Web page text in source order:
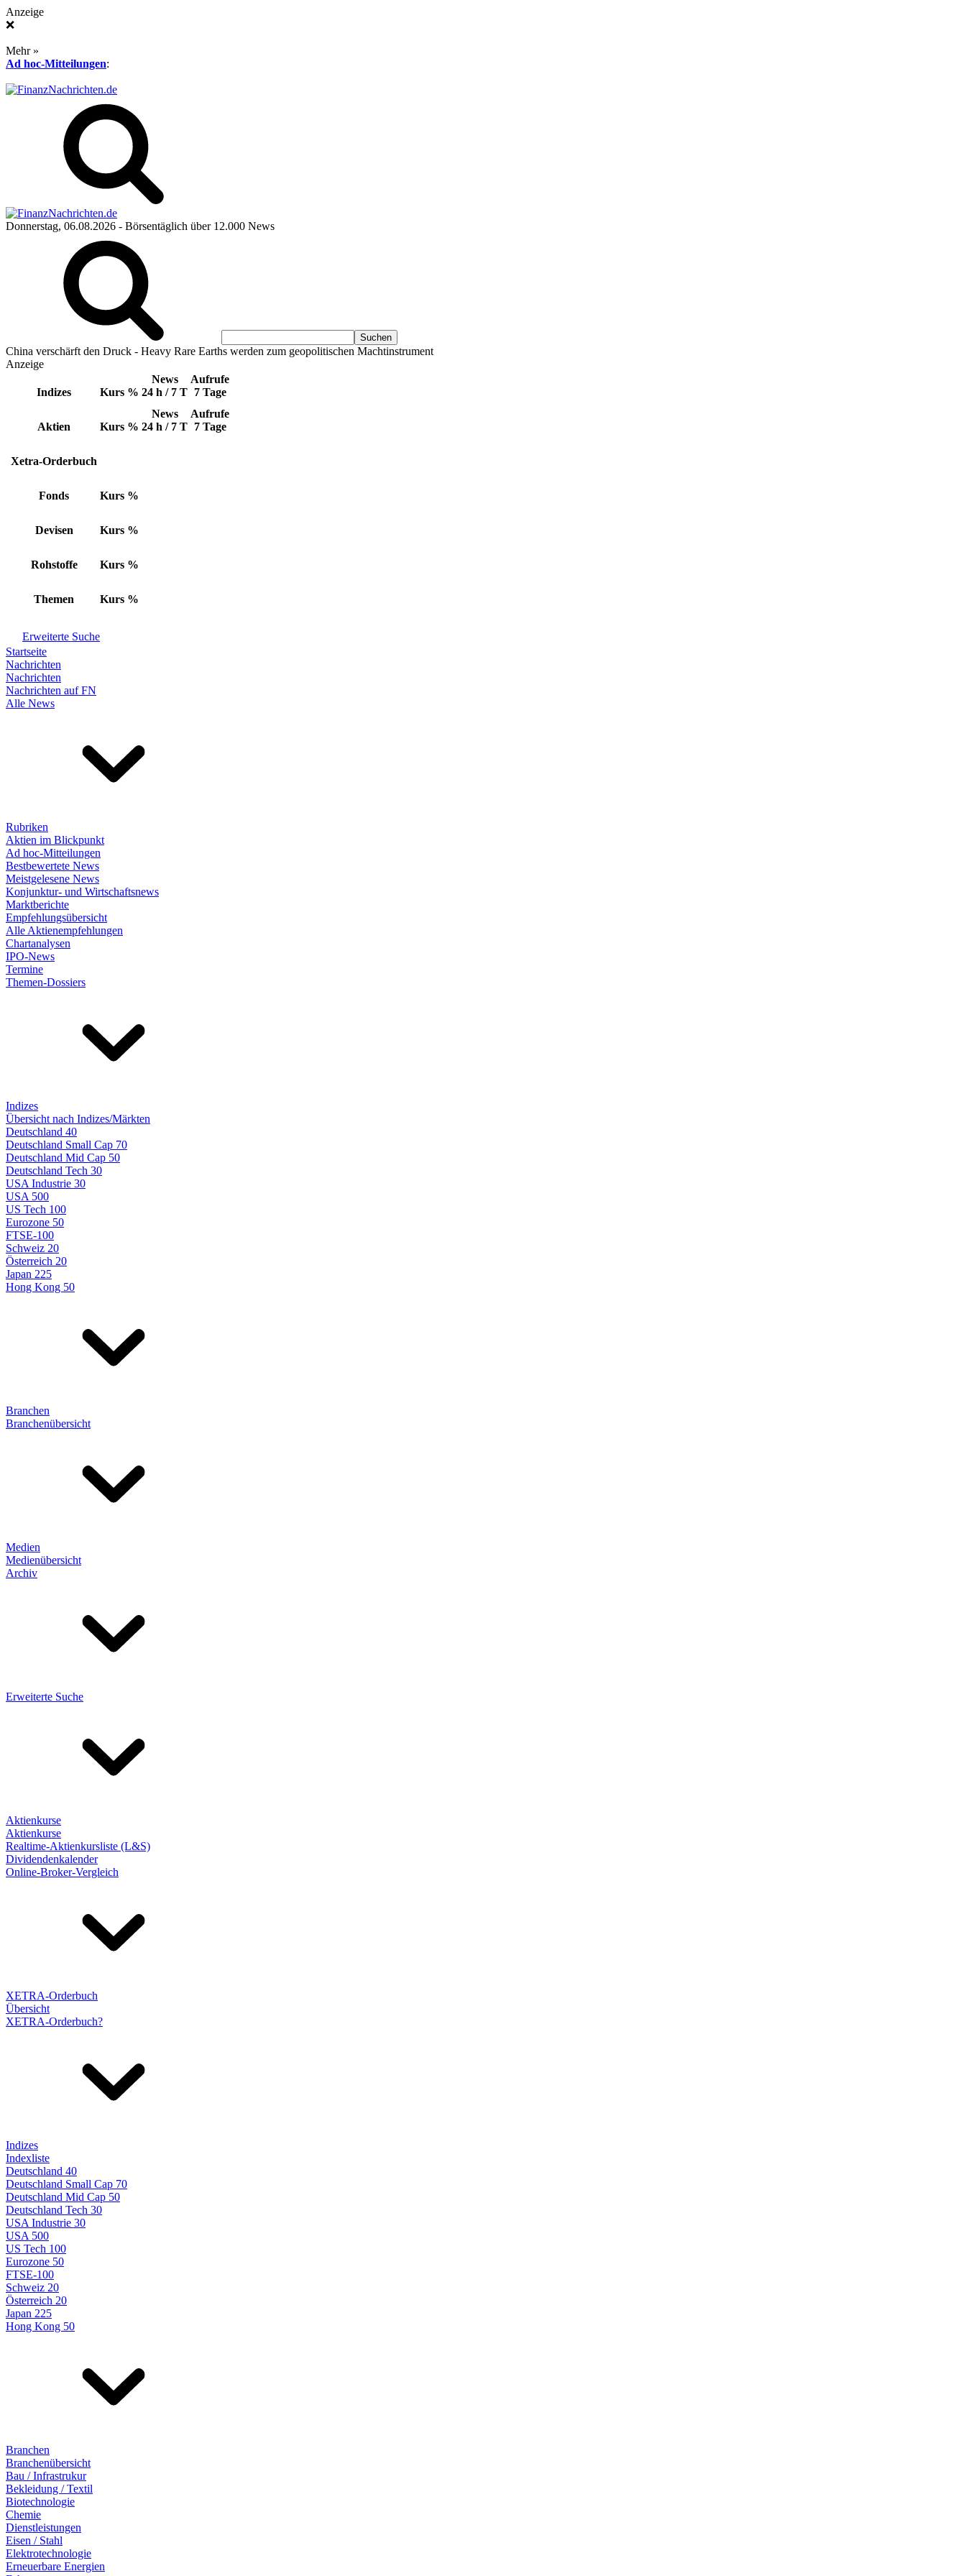
Anzeige
❌
Mehr »
Ad hoc-Mitteilungen:
Donnerstag, 06.08.2026 - Börsentäglich über 12.000 News
China verschärft den Druck - Heavy Rare Earths werden zum geopolitischen Machtinstrument
Anzeige
Indizes Kurs %
News
24 h / 7 T
Aufrufe
7 Tage
Aktien Kurs %
News
24 h / 7 T
Aufrufe
7 Tage
Xetra-Orderbuch
Fonds Kurs %
Devisen Kurs %
Rohstoffe Kurs %
Themen Kurs %
Erweiterte Suche
Startseite
Nachrichten
Nachrichten
Nachrichten auf FN
Alle News
Rubriken
Aktien im Blickpunkt
Ad hoc-Mitteilungen
Bestbewertete News
Meistgelesene News
Konjunktur- und Wirtschaftsnews
Marktberichte
Empfehlungsübersicht
Alle Aktienempfehlungen
Chartanalysen
IPO-News
Termine
Themen-Dossiers
Indizes
Übersicht nach Indizes/Märkten
Deutschland 40
Deutschland Small Cap 70
Deutschland Mid Cap 50
Deutschland Tech 30
USA Industrie 30
USA 500
US Tech 100
Eurozone 50
FTSE-100
Schweiz 20
Österreich 20
Japan 225
Hong Kong 50
Branchen
Branchenübersicht
Medien
Medienübersicht
Archiv
Erweiterte Suche
Aktienkurse
Aktienkurse
Realtime-Aktienkursliste (L&S)
Dividendenkalender
Online-Broker-Vergleich
XETRA-Orderbuch
Übersicht
XETRA-Orderbuch?
Indizes
Indexliste
Deutschland 40
Deutschland Small Cap 70
Deutschland Mid Cap 50
Deutschland Tech 30
USA Industrie 30
USA 500
US Tech 100
Eurozone 50
FTSE-100
Schweiz 20
Österreich 20
Japan 225
Hong Kong 50
Branchen
Branchenübersicht
Bau / Infrastrukur
Bekleidung / Textil
Biotechnologie
Chemie
Dienstleistungen
Eisen / Stahl
Elektrotechnologie
Erneuerbare Energien